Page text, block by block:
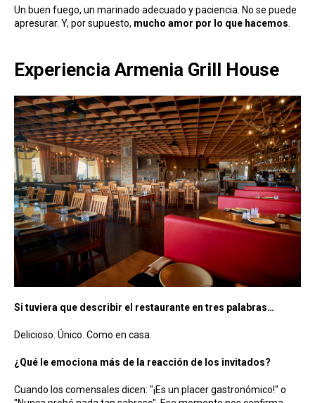
Un buen fuego, un marinado adecuado y paciencia. No se puede
apresurar. Y, por supuesto, mucho amor por lo que hacemos.
Experiencia Armenia Grill House
Si tuviera que describir el restaurante en tres palabras…
Delicioso. Único. Como en casa.
¿Qué le emociona más de la reacción de los invitados?
Cuando los comensales dicen: "¡Es un placer gastronómico!" o